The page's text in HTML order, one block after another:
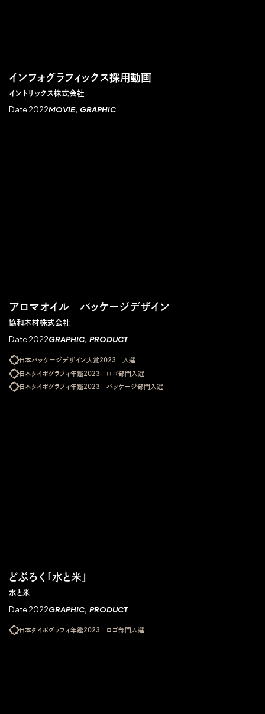
インフォグラフィックス採用動画
イントリックス株式会社
Date 2022MOVIE GRAPHIC
アロマオイル パッケージデザイン
協和木材株式会社
Date 2022GRAPHIC PRODUCT
日本パッケージデザイン大賞2023 入選
日本タイポグラフィ年鑑2023 ロゴ部門入選
日本タイポグラフィ年鑑2023 パッケージ部門入選
どぶろく「水と米」
水と米
Date 2022GRAPHIC PRODUCT
日本タイポグラフィ年鑑2023 ロゴ部門入選